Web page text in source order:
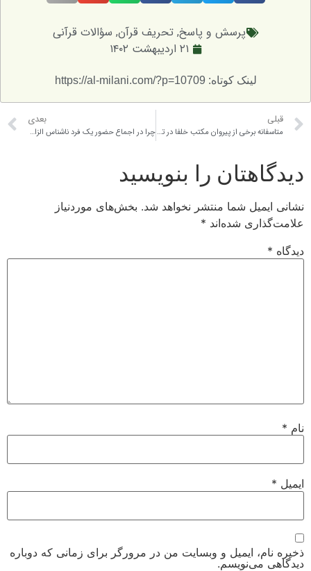
پرسش و پاسخ,تحریف قرآن,سؤالات قرآنی
متاسفانه برخی از پیروان مکتب خلفا در توجیه هر اقدام خلاف شرعی که از خلفا صادر می شده است می گویند: خلفا اجتهاد کرده‌اند! و ایرادی بر آنان نیست. سوال بنده این است که چرا نمی توان این توجیه آنان را قبول کرد؟ چرا در اجماع حضور یک فرد ناشناس الزامی است؟
را بنویسید
شما منتشر نخواهد شد. بخش‌های موردنیاز
شده‌اند*
ایمیل و وبسایت من در مرورگر برای زمانی که دوباره